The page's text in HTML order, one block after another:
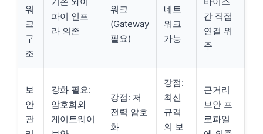
워
크
구
조
파이 인프
라 의존
워크
(Gateway
필요)
네트
워크
가능
간 직접
연결 위
주
보
안
관
강화 필요:
암호화와
게이트웨이
강점: 저
전력 암호
화
강점:
최신
규격
의 보
근거리
보안 프
로파일